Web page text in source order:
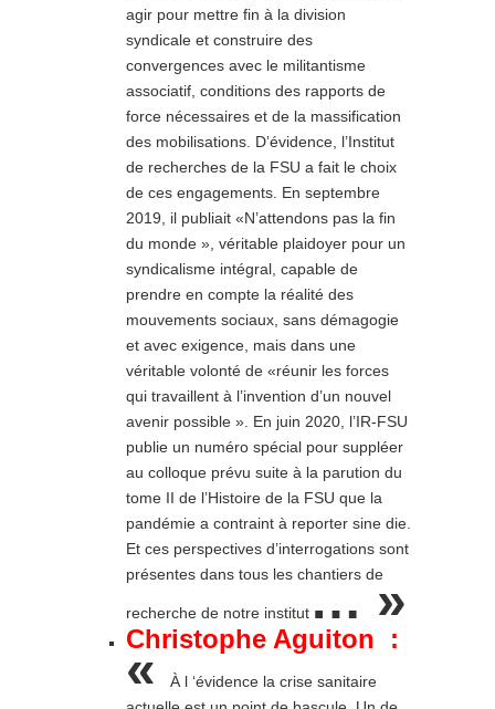
agir pour mettre fin à la division
syndicale et construire des
convergences avec le militantisme
associatif, conditions des rapports de
force nécessaires et de la massification
des mobilisations. D’évidence, l’Institut
de recherches de la FSU a fait le choix
de ces engagements. En septembre
2019, il publiait «N’attendons pas la fin
du monde », véritable plaidoyer pour un
syndicalisme intégral, capable de
prendre en compte la réalité des
mouvements sociaux, sans démagogie
et avec exigence, mais dans une
véritable volonté de «réunir les forces
qui travaillent à l’invention d’un nouvel
avenir possible ». En juin 2020, l’IR-FSU
publie un numéro spécial pour suppléer
au colloque prévu suite à la parution du
tome II de l’Histoire de la FSU que la
pandémie a contraint à reporter sine die.
Et ces perspectives d’interrogations sont
présentes dans tous les chantiers de
recherche de notre institut … »
Christophe Aguiton :
«
À l ‘évidence la crise sanitaire